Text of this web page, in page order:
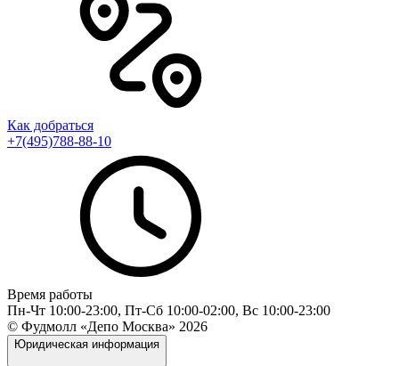
Как добраться
+7(495)788-88-10
Время работы
Пн-Чт 10:00-23:00, Пт-Сб 10:00-02:00, Вс 10:00-23:00
© Фудмолл «Депо Москва» 2026
Юридическая информация